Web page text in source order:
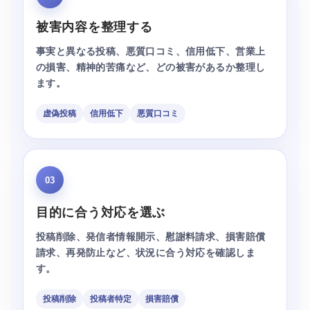
被害内容を整理する
事実と異なる投稿、悪質口コミ、信用低下、営業上
の損害、精神的苦痛など、どの被害があるか整理し
ます。
虚偽投稿 信用低下 悪質口コミ
03
目的に合う対応を選ぶ
投稿削除、発信者情報開示、慰謝料請求、損害賠償
請求、再発防止など、状況に合う対応を確認しま
す。
投稿削除 投稿者特定 損害賠償